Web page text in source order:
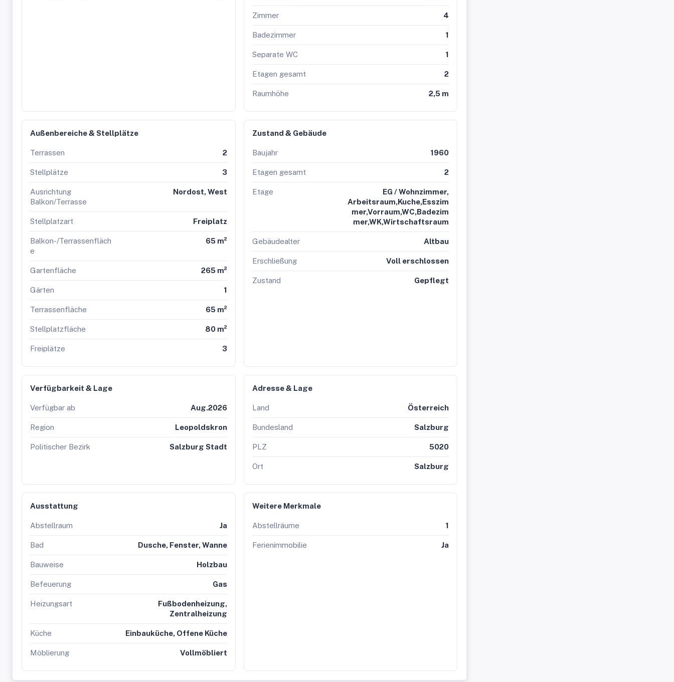
genießen und unvergessliche Momente mit Ihren Lieben verbringen können. Überzeugen Sie sich selbst von den Vorzügen
dieses einzigartigen Hauses und vereinbaren Sie noch heute einen Besichtigungstermin. Wir freuen uns darauf, Ihnen Ihr
Zimmer 4
Badezimmer 1
Separate WC 1
Etagen gesamt 2
Raumhöhe 2,5 m
Außenbereiche & Stellplätze
Terrassen 2
Stellplätze 3
Ausrichtung
Balkon/Terrasse
Nordost, West
Stellplatzart Freiplatz
Balkon-/Terrassenfläch
e
65 m²
Gartenfläche 265 m²
Gärten 1
Terrassenfläche 65 m²
Stellplatzfläche 80 m²
Freiplätze 3
Zustand & Gebäude
Baujahr 1960
Etagen gesamt 2
Etage
EG / Wohnzimmer,
Arbeitsraum,Kuche,Esszim
mer,Vorraum,WC,Badezim
mer,WK,Wirtschaftsraum
Gebäudealter Altbau
Erschließung Voll erschlossen
Zustand Gepflegt
Verfügbarkeit & Lage
Verfügbar ab Aug.2026
Region Leopoldskron
Politischer Bezirk Salzburg Stadt
Adresse & Lage
Land Österreich
Bundesland Salzburg
PLZ 5020
Ort Salzburg
Ausstattung
Abstellraum Ja
Bad Dusche, Fenster, Wanne
Bauweise Holzbau
Befeuerung Gas
Heizungsart
Fußbodenheizung,
Zentralheizung
Küche Einbauküche, Offene Küche
Möblierung Vollmöbliert
Weitere Merkmale
Abstellräume 1
Ferienimmobilie Ja